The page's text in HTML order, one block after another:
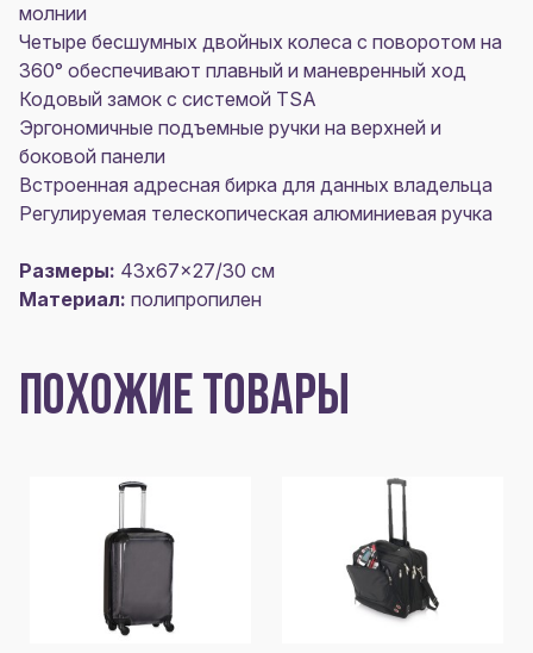
молнии
Четыре бесшумных двойных колеса с поворотом на
360° обеспечивают плавный и маневренный ход
Кодовый замок с системой TSA
Эргономичные подъемные ручки на верхней и
боковой панели
Встроенная адресная бирка для данных владельца
Регулируемая телескопическая алюминиевая ручка
Размеры: 43x67x27/30 см
Материал: полипропилен
ПОХОЖИЕ ТОВАРЫ